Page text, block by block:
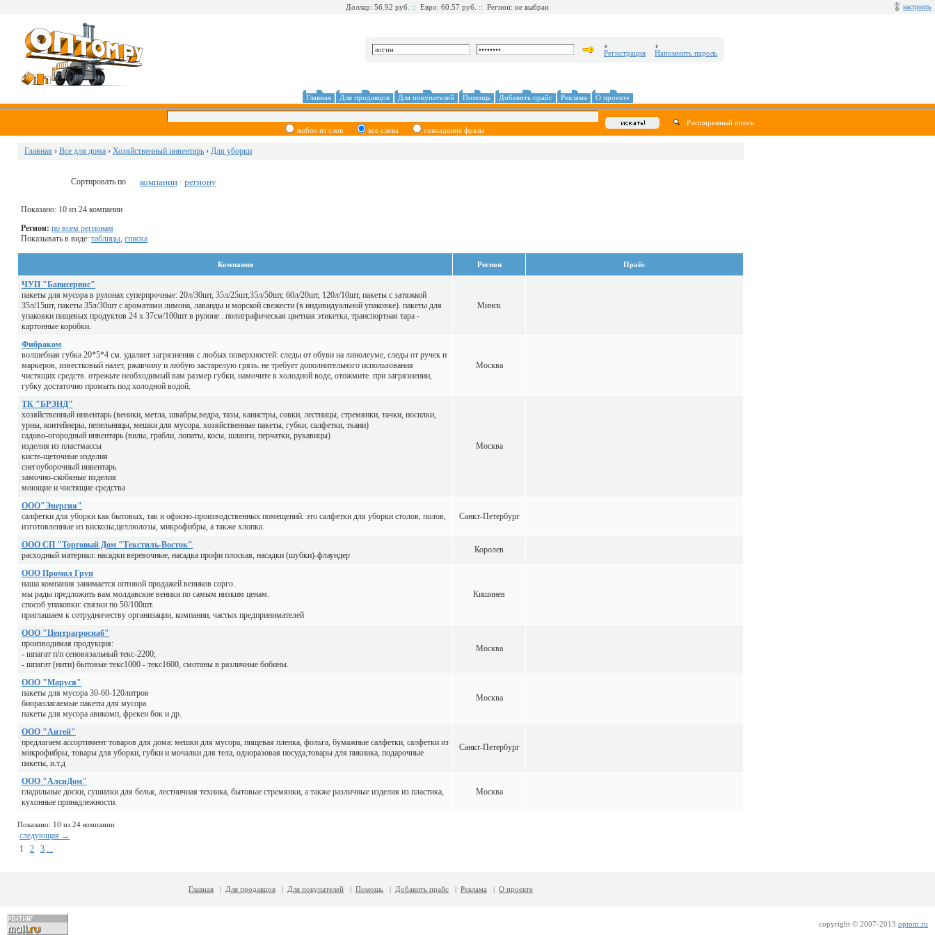
Доллар: 56.92 руб. :: Евро: 60.57 руб. :: Регион: не выбран настроить
Регистрация Напомнить пароль
Главная Для продавцов Для покупателей Помощь Добавить прайс Реклама О проекте
любое из слов все слова совпадение фразы
Расширенный поиск
Главная › Все для дома › Хозяйственный инвентарь › Для уборки
Сортировать по компании · региону
Показано: 10 из 24 компании
Регион: по всем регионам
Показывать в виде: таблицы, списка
Компания Регион Прайс
ЧУП "Бависервис"
пакеты для мусора в рулонах суперпрочные: 20л/30шт, 35л/25шт,35л/50шт, 60л/20шт, 120л/10шт, пакеты с затяжкой
35л/15шт, пакеты 35л/30шт с ароматами лимона, лаванды и морской свежести (в индивидуальной упаковке). пакеты для
упаковки пищевых продуктов 24 х 37см/100шт в рулоне . полиграфическая цветная этикетка, транспортная тара -
картонные коробки.
Минск
Фибраком
волшебная губка 20*5*4 см. удаляет загрязнения с любых поверхностей: следы от обуви на линолеуме, следы от ручек и
маркеров, известковый налет, ржавчину и любую застарелую грязь. не требует дополнительного использования
чистящих средств. отрежьте необходимый вам размер губки, намочите в холодной воде, отожмите. при загрязнении,
губку достаточно промыть под холодной водой.
Москва
ТК "БРЭНД"
хозяйственный инвентарь (веники, метла, швабры,ведра, тазы, канистры, совки, лестницы, стремянки, тачки, носилки,
урны, контейнеры, пепельницы, мешки для мусора, хозяйственные пакеты, губки, салфетки, ткани)
садово-огородный инвентарь (вилы, грабли, лопаты, косы, шланги, перчатки, рукавицы)
изделия из пластмассы
кисте-щеточные изделия
снегоуборочный инвентарь
замочно-скобяные изделия
моющие и чистящие средства
Москва
ООО"Энергия"
салфетки для уборки как бытовых, так и офисно-производственных помещений. это салфетки для уборки столов, полов,
изготовленные из вискозы,целлюлозы, микрофибры, а также хлопка.
Санкт-Петербург
ООО СП "Торговый Дом "Текстиль-Восток"
расходный материал: насадки веревочные, насадка профи плоская, насадки (шубки)-флаундер
Королев
ООО Промол Груп
наша компания занимается оптовой продажей веников сорго.
мы рады предложить вам молдавские веники по самым низким ценам.
способ упаковки: связки по 50/100шт.
приглашаем к сотрудничеству организации, компании, частых предпринимателей
Кишинев
ООО "Центрагроснаб"
производимая продукция:
- шпагат п/п сеновязальный текс-2200;
- шпагат (нити) бытовые текс1000 - текс1600, смотаны в различные бобины.
Москва
ООО "Маруся"
пакеты для мусора 30-60-120литров
биоразлагаемые пакеты для мусора
пакеты для мусора авикомп, фрекен бок и др.
Москва
ООО "Антей"
предлагаем ассортимент товаров для дома: мешки для мусора, пищевая пленка, фольга, бумажные салфетки, салфетки из
микрофибры, товары для уборки, губки и мочалки для тела, одноразовая посуда,товары для пикника, подарочные
пакеты, и.т.д
Санкт-Петербург
ООО "АлсиДом"
гладильные доски, сушилки для белья, лестничная техника, бытовые стремянки, а также различные изделия из пластика,
кухонные принадлежности.
Москва
Показано: 10 из 24 компании
следующая →
1
2 3 ...
Главная | Для продавцов | Для покупателей | Помощь | Добавить прайс | Реклама | О проекте
copyright © 2007-2013 optom.ru